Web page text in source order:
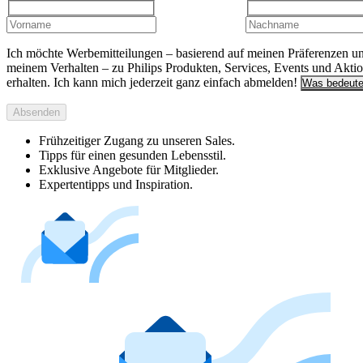
Ich möchte Werbemitteilungen – basierend auf meinen Präferenzen
meinem Verhalten – zu Philips Produkten, Services, Events und
erhalten. Ich kann mich jederzeit ganz einfach abmelden! Was
Absenden
Frühzeitiger Zugang zu unseren Sales.
Tipps für einen gesunden Lebensstil.
Exklusive Angebote für Mitglieder.
Expertentipps und Inspiration.